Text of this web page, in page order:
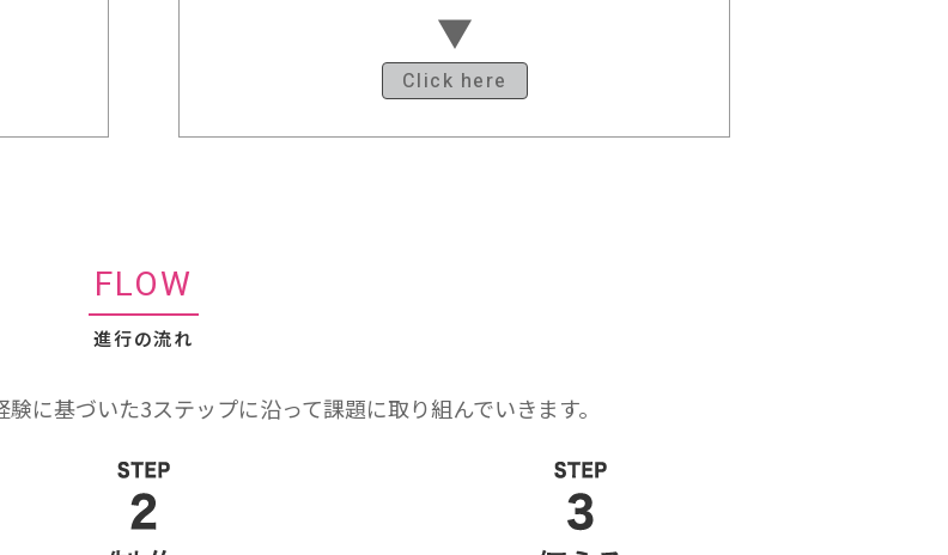
Click here
FLOW
進行の流れ
に基づいた3ステップに沿って課題に取り組んでいきます。